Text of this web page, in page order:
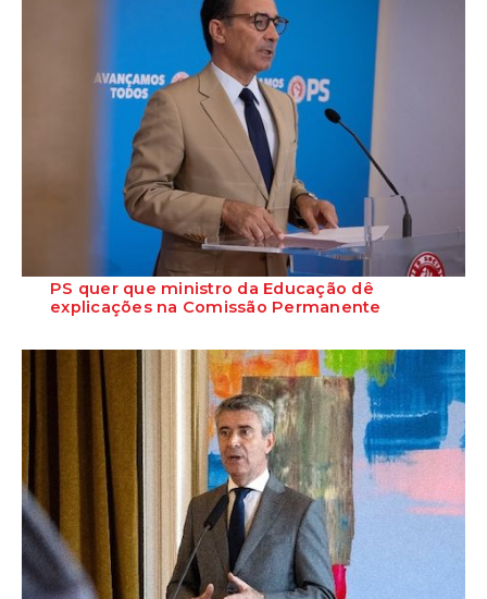
PS quer que ministro da Educação dê
explicações na Comissão Permanente
requerer a presença do minist...